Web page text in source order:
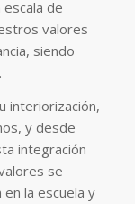
de
valores
siendo
interiorización,
y desde
integración
se
la escuela y